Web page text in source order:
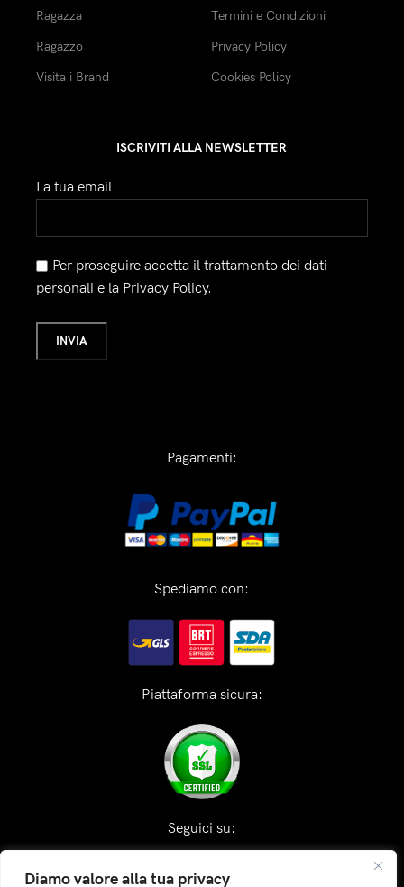
Diamo valore alla tua privacy
Ragazza
Ragazzo
Visita i Brand
Termini e Condizioni
Privacy Policy
Cookies Policy
ISCRIVITI ALLA NEWSLETTER
La tua email
Per proseguire accetta il trattamento dei dati
personali e la Privacy Policy.
Pagamenti:
Spediamo con:
Piattaforma sicura:
Seguici su: